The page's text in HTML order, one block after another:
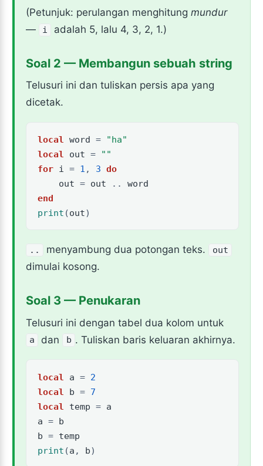
(Petunjuk: perulangan menghitung mundur
—
i adalah 5, lalu 4, 3, 2, 1.)
Soal 2 — Membangun sebuah string
Telusuri ini dan tuliskan persis apa yang
dicetak.
local word =
"ha"
local
out =
""
for
i = 1 , 3 do
out = out ..
word
end
print (out)
.. menyambung dua potongan teks. out
dimulai kosong.
Soal 3 — Penukaran
Telusuri ini dengan tabel dua kolom untuk
a dan b . Tuliskan baris keluaran akhirnya.
local a =
2
local
b =
7
local
temp =
a
a =
b
b =
temp
print (a , b)